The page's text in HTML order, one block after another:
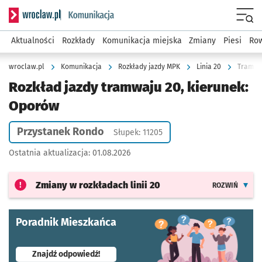
Serwis informacyjny wroclaw.pl podserwis: Komunikacja
Aktualności Rozkłady Komunikacja miejska Zmiany Piesi
wroclaw.pl Komunikacja Rozkłady jazdy MPK Linia 20
Rozkład jazdy tramwaju 20, kierunek:
Oporów
Przystanek Rondo Słupek: 11205
Ostatnia aktualizacja: 01.08.2026
Zmiany w rozkładach linii 20 ROZWIŃ
Poradnik Mieszkańca
Znajdź odpowiedź!- otworzy się w nowej karcie